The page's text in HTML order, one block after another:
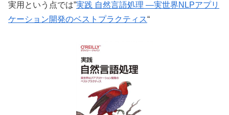
実用という点では”実践 自然言語処理 ―実世界NLPアプリ
ケーション開発のベストプラクティス“